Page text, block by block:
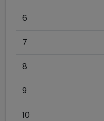
6
7
8
9
10